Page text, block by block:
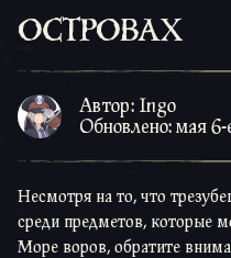
островах
Автор: Ingo
Обновлено: мая
Несмотря на то, что
среди предметов, которые
Море воров, обратите